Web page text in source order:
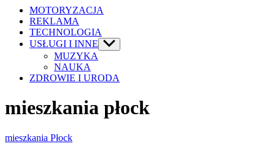
MOTORYZACJA
REKLAMA
TECHNOLOGIA
USŁUGI I INNE Show
sub
MUZYKA
NAUKA
ZDROWIE I URODA
mieszkania płock
Categories
mieszkania Płock